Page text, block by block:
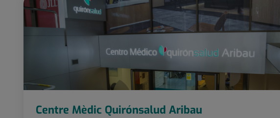
diapositivas:
Centre Mèdic Quirónsalud Aribau